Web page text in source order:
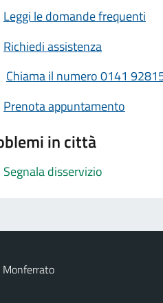
Leggi le domande frequenti
Richiedi assistenza
Chiama il numero 0141
Prenota appuntamento
in città
Segnala disservizio
Monferrato